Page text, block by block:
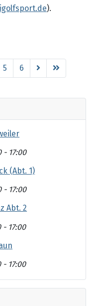
).
5 6
- 17:00
(Abt. 1)
- 17:00
Abt. 2
- 17:00
- 17:00